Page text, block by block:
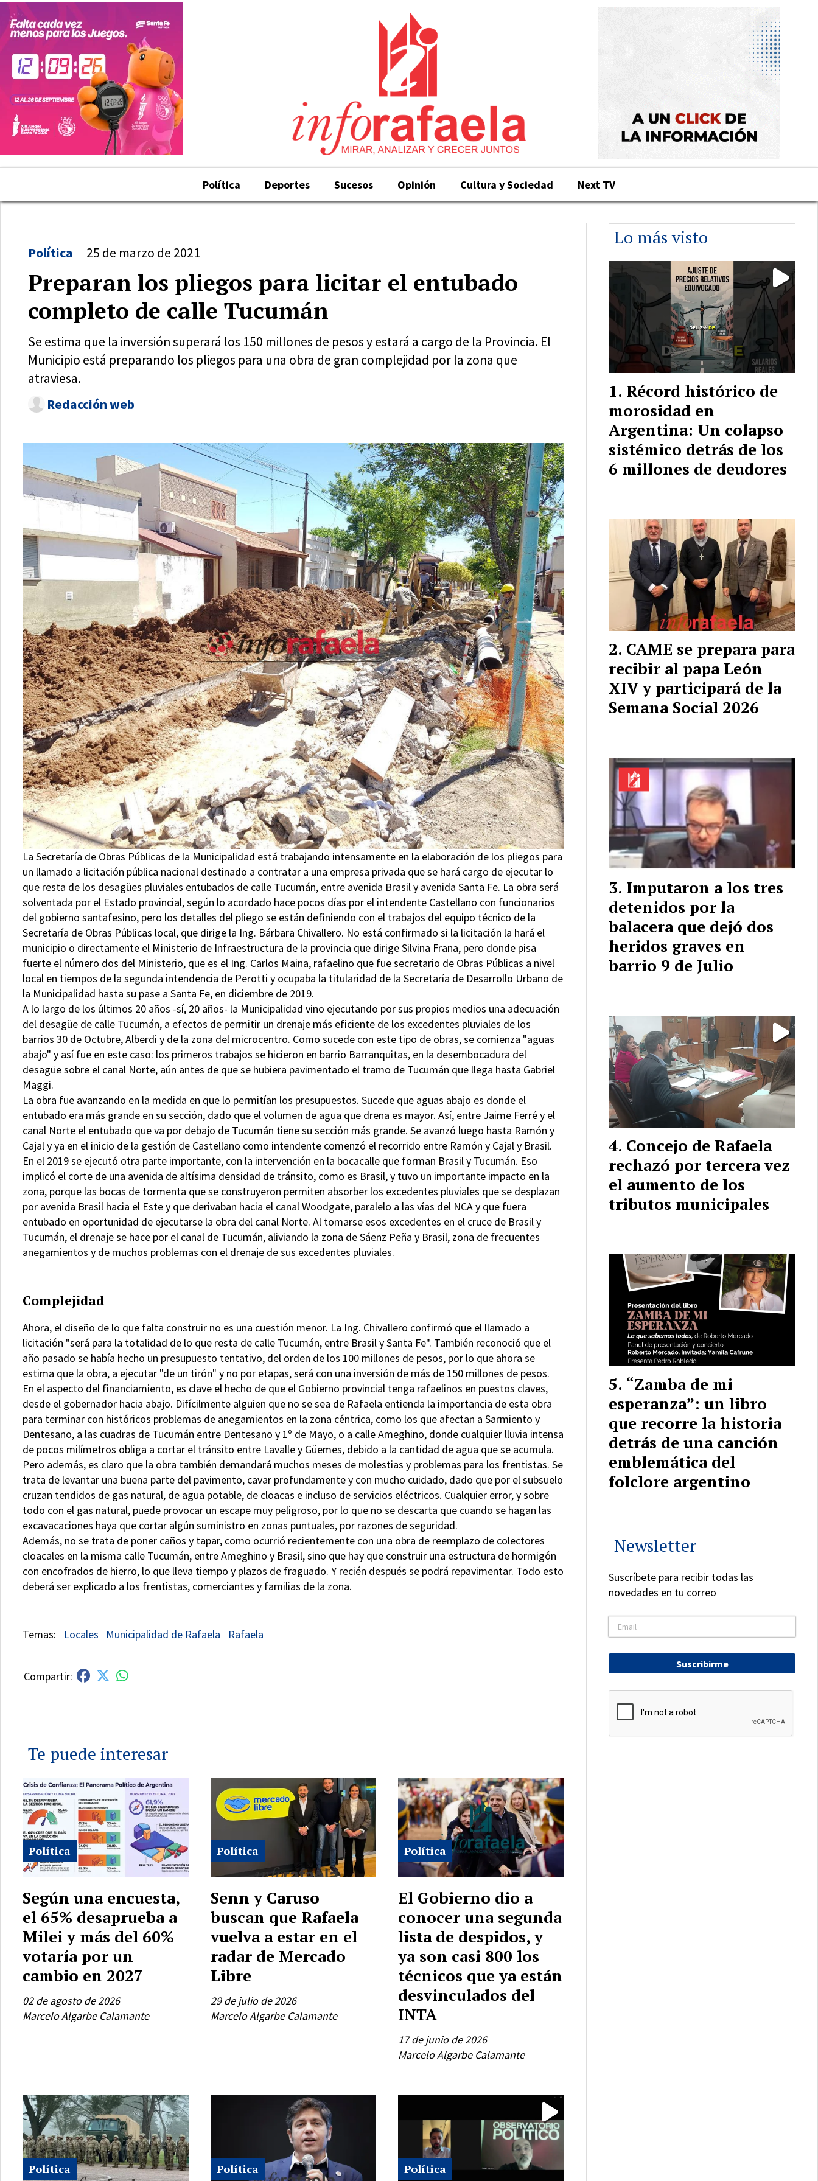
Política Deportes Sucesos Opinión Cultura y Sociedad Next TV
Preparan los pliegos para licitar el entubado
completo de calle Tucumán
Se estima que la inversión superará los 150 millones de pesos y estará a cargo de la Provincia. El
Municipio está preparando los pliegos para una obra de gran complejidad por la zona que
atraviesa.
Política 25 de marzo de 2021
Redacción web
La Secretaría de Obras Públicas de la Municipalidad está trabajando intensamente en la elaboración de los pliegos para
un llamado a licitación pública nacional destinado a contratar a una empresa privada que se hará cargo de ejecutar lo
que resta de los desagües pluviales entubados de calle Tucumán, entre avenida Brasil y avenida Santa Fe. La obra será
solventada por el Estado provincial, según lo acordado hace pocos días por el intendente Castellano con funcionarios
del gobierno santafesino, pero los detalles del pliego se están definiendo con el trabajos del equipo técnico de la
Secretaría de Obras Públicas local, que dirige la Ing. Bárbara Chivallero. No está confirmado si la licitación la hará el
municipio o directamente el Ministerio de Infraestructura de la provincia que dirige Silvina Frana, pero donde pisa
fuerte el número dos del Ministerio, que es el Ing. Carlos Maina, rafaelino que fue secretario de Obras Públicas a nivel
local en tiempos de la segunda intendencia de Perotti y ocupaba la titularidad de la Secretaría de Desarrollo Urbano de
la Municipalidad hasta su pase a Santa Fe, en diciembre de 2019.
A lo largo de los últimos 20 años -sí, 20 años- la Municipalidad vino ejecutando por sus propios medios una adecuación
del desagüe de calle Tucumán, a efectos de permitir un drenaje más eficiente de los excedentes pluviales de los
barrios 30 de Octubre, Alberdi y de la zona del microcentro. Como sucede con este tipo de obras, se comienza "aguas
abajo" y así fue en este caso: los primeros trabajos se hicieron en barrio Barranquitas, en la desembocadura del
desagüe sobre el canal Norte, aún antes de que se hubiera pavimentado el tramo de Tucumán que llega hasta Gabriel
Maggi.
La obra fue avanzando en la medida en que lo permitían los presupuestos. Sucede que aguas abajo es donde el
entubado era más grande en su sección, dado que el volumen de agua que drena es mayor. Así, entre Jaime Ferré y el
canal Norte el entubado que va por debajo de Tucumán tiene su sección más grande. Se avanzó luego hasta Ramón y
Cajal y ya en el inicio de la gestión de Castellano como intendente comenzó el recorrido entre Ramón y Cajal y Brasil.
En el 2019 se ejecutó otra parte importante, con la intervención en la bocacalle que forman Brasil y Tucumán. Eso
implicó el corte de una avenida de altísima densidad de tránsito, como es Brasil, y tuvo un importante impacto en la
zona, porque las bocas de tormenta que se construyeron permiten absorber los excedentes pluviales que se desplazan
por avenida Brasil hacia el Este y que derivaban hacia el canal Woodgate, paralelo a las vías del NCA y que fuera
entubado en oportunidad de ejecutarse la obra del canal Norte. Al tomarse esos excedentes en el cruce de Brasil y
Tucumán, el drenaje se hace por el canal de Tucumán, aliviando la zona de Sáenz Peña y Brasil, zona de frecuentes
anegamientos y de muchos problemas con el drenaje de sus excedentes pluviales.
Complejidad
Ahora, el diseño de lo que falta construir no es una cuestión menor. La Ing. Chivallero confirmó que el llamado a
licitación "será para la totalidad de lo que resta de calle Tucumán, entre Brasil y Santa Fe". También reconoció que el
año pasado se había hecho un presupuesto tentativo, del orden de los 100 millones de pesos, por lo que ahora se
estima que la obra, a ejecutar "de un tirón" y no por etapas, será con una inversión de más de 150 millones de pesos.
En el aspecto del financiamiento, es clave el hecho de que el Gobierno provincial tenga rafaelinos en puestos claves,
desde el gobernador hacia abajo. Difícilmente alguien que no se sea de Rafaela entienda la importancia de esta obra
para terminar con históricos problemas de anegamientos en la zona céntrica, como los que afectan a Sarmiento y
Dentesano, a las cuadras de Tucumán entre Dentesano y 1º de Mayo, o a calle Ameghino, donde cualquier lluvia intensa
de pocos milímetros obliga a cortar el tránsito entre Lavalle y Güemes, debido a la cantidad de agua que se acumula.
Pero además, es claro que la obra también demandará muchos meses de molestias y problemas para los frentistas. Se
trata de levantar una buena parte del pavimento, cavar profundamente y con mucho cuidado, dado que por el subsuelo
cruzan tendidos de gas natural, de agua potable, de cloacas e incluso de servicios eléctricos. Cualquier error, y sobre
todo con el gas natural, puede provocar un escape muy peligroso, por lo que no se descarta que cuando se hagan las
excavacaciones haya que cortar algún suministro en zonas puntuales, por razones de seguridad.
Además, no se trata de poner caños y tapar, como ocurrió recientemente con una obra de reemplazo de colectores
cloacales en la misma calle Tucumán, entre Ameghino y Brasil, sino que hay que construir una estructura de hormigón
con encofrados de hierro, lo que lleva tiempo y plazos de fraguado. Y recién después se podrá repavimentar. Todo esto
deberá ser explicado a los frentistas, comerciantes y familias de la zona.
Locales Municipalidad de Rafaela Rafaela
Te puede interesar
Según una encuesta,
el 65% desaprueba a
Milei y más del 60%
votaría por un
cambio en 2027
Marcelo Algarbe Calamante
Política
02 de agosto de 2026
Senn y Caruso
buscan que Rafaela
vuelva a estar en el
radar de Mercado
Libre
Marcelo Algarbe Calamante
Política
29 de julio de 2026
El Gobierno dio a
conocer una segunda
lista de despidos, y
ya son casi 800 los
técnicos que ya están
desvinculados del
INTA
Marcelo Algarbe Calamante
Política
17 de junio de 2026
Política Política Política
Lo más visto
Récord histórico de
morosidad en
Argentina: Un colapso
sistémico detrás de los
6 millones de deudores
CAME se prepara para
recibir al papa León
XIV y participará de la
Semana Social 2026
Imputaron a los tres
detenidos por la
balacera que dejó dos
heridos graves en
barrio 9 de Julio
Concejo de Rafaela
rechazó por tercera vez
el aumento de los
tributos municipales
“Zamba de mi
esperanza”: un libro
que recorre la historia
detrás de una canción
emblemática del
folclore argentino
Newsletter
Suscríbete para recibir todas las
novedades en tu correo
Suscribirme